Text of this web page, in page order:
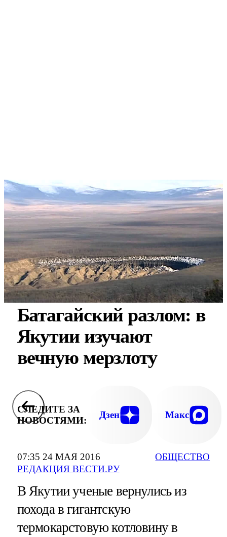
07:35 24 МАЯ 2016
РЕДАКЦИЯ ВЕСТИ.РУ
ОБЩЕСТВО
Батагайский разлом: в
Якутии изучают
вечную мерзлоту
СЛЕДИТЕ ЗА
НОВОСТЯМИ:
Дзен Макс
В Якутии ученые вернулись из
похода в гигантскую
термокарстовую котловину в